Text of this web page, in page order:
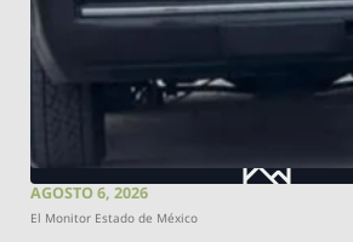
AGOSTO 6, 2026
El Monitor Estado de México